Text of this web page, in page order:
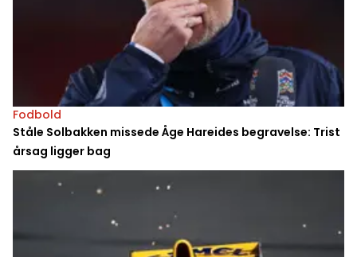
Fodbold
Ståle Solbakken missede Åge Hareides begravelse: Trist
årsag ligger bag